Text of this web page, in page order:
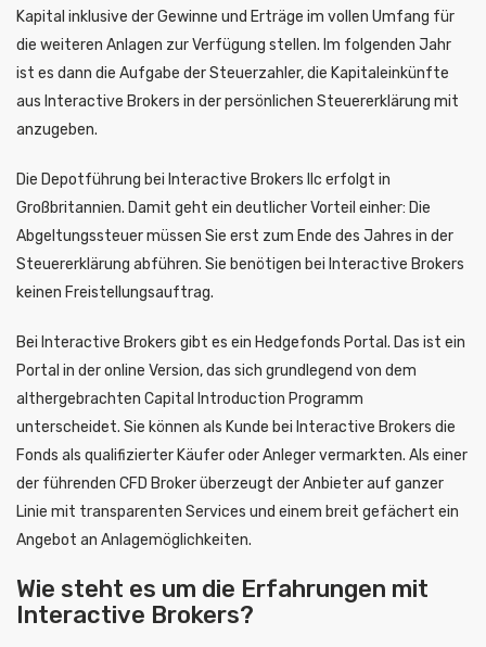
Kapital inklusive der Gewinne und Erträge im vollen Umfang für
die weiteren Anlagen zur Verfügung stellen. Im folgenden Jahr
ist es dann die Aufgabe der Steuerzahler, die Kapitaleinkünfte
aus Interactive Brokers in der persönlichen Steuererklärung mit
anzugeben.
Die Depotführung bei Interactive Brokers llc erfolgt in
Großbritannien. Damit geht ein deutlicher Vorteil einher: Die
Abgeltungssteuer müssen Sie erst zum Ende des Jahres in der
Steuererklärung abführen. Sie benötigen bei Interactive Brokers
keinen Freistellungsauftrag.
Bei Interactive Brokers gibt es ein Hedgefonds Portal. Das ist ein
Portal in der online Version, das sich grundlegend von dem
althergebrachten Capital Introduction Programm
unterscheidet. Sie können als Kunde bei Interactive Brokers die
Fonds als qualifizierter Käufer oder Anleger vermarkten. Als einer
der führenden CFD Broker überzeugt der Anbieter auf ganzer
Linie mit transparenten Services und einem breit gefächert ein
Angebot an Anlagemöglichkeiten.
Wie steht es um die Erfahrungen mit
Interactive Brokers?